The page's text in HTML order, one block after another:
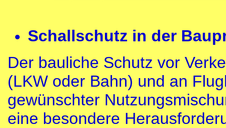
Schallschutz in der
Der bauliche Schutz vor
(LKW oder Bahn) und an
gewünschter
eine besondere